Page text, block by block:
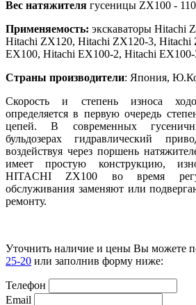
Вес натяжителя гусеницы ZX100 -
Применяемость: экскаваторы Hitachi
Hitachi ZX120, Hitachi ZX120-3, Hitachi
EX100, Hitachi EX100-2, Hitachi
Страны производители: Япония,
Скорость и степень износа
определяется в первую очередь
цепей. В современных
бульдозерах гидравлический
воздействуя через поршень
имеет простую конструкцию,
HITACHI ZX100
во время
обслуживания заменяют или
ремонту.
Уточнить наличие и цены Вы можете
25-20 или заполнив форму ниже:
Телефон
Email